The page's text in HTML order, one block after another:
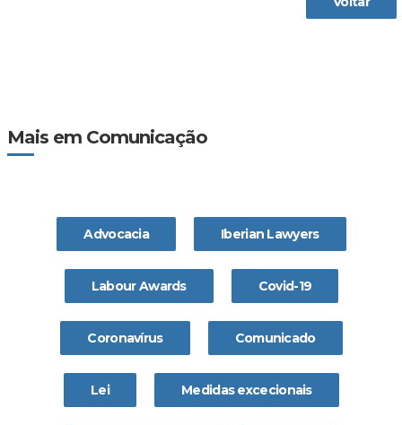
Mais em Comunicação
Advocacia Iberian Lawyers
Labour Awards Covid-19
Coronavírus Comunicado
Lei Medidas excecionais